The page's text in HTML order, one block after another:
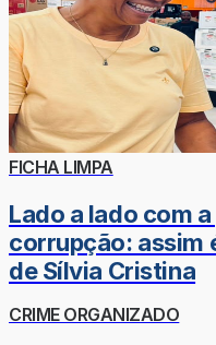
FICHA LIMPA
Lado a lado com
corrupção: assim
de Sílvia Cristina
CRIME ORGANIZADO